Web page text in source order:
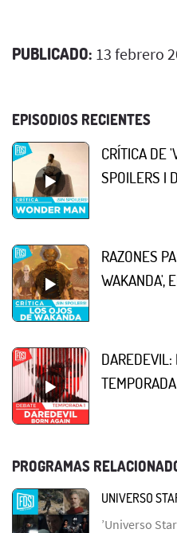
PUBLICADO: 13 febrero
EPISODIOS RECIENTES
CRÍTICA DE
SPOILERS |
RAZONES
WAKANDA',
TEMPORADA
PROGRAMAS
UNIVERSO
’Universo